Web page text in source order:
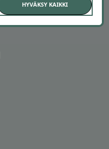
HYVÄKSY KAIKKI